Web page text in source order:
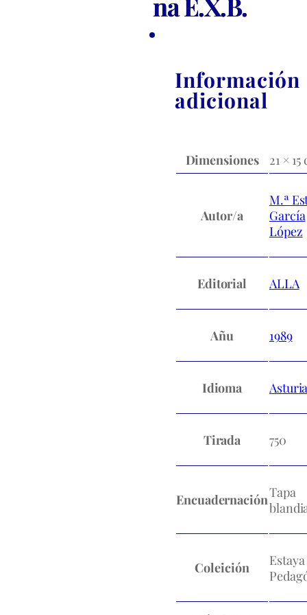
Información
adicional
Dimensiones 21 × 15
Autor/a
M.ª
García
López
Editorial ALLA
Añu 1989
Idioma
Tirada 750
EncuadernaciónTapa
Coleición
Estaya